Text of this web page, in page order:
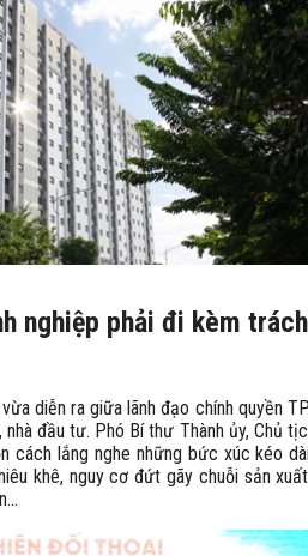
nghiệp phải đi kèm trách
diễn ra giữa lãnh đạo chính quyền
đầu tư. Phó Bí thư Thành ủy, Chủ
cách lắng nghe những bức xúc kéo
khê, nguy cơ đứt gãy chuỗi sản